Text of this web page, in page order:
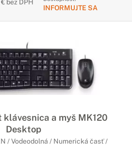
bez DPH
INFORMUJTE SA
klávesnica a myš MK120
Desktop
/ Vodeodolná / Numerická časť /